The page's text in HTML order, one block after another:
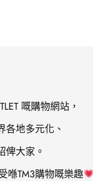
嘅購物網站，
各地多元化、
俾大家。
喺TM3購物嘅樂趣